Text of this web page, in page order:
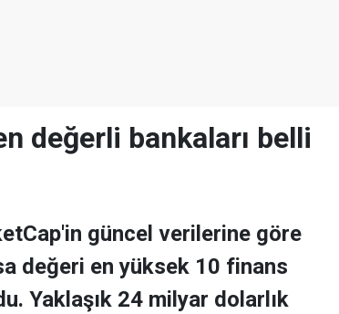
değerli bankaları belli
güncel verilerine göre
değeri en yüksek 10 finans
Yaklaşık 24 milyar dolarlık